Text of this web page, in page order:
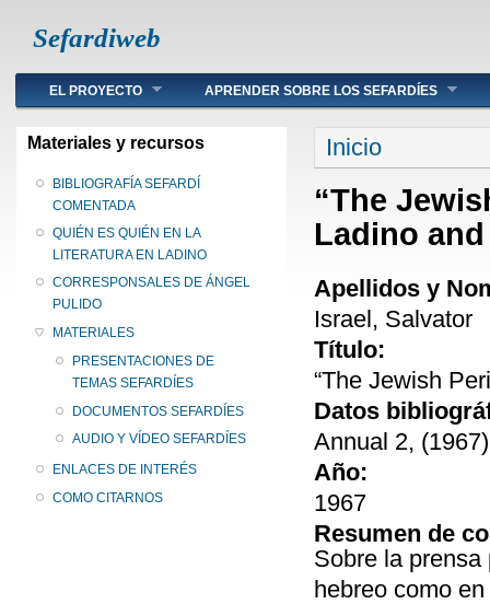
Sefardiweb
Main menu
EL PROYECTO APRENDER SOBRE LOS SEFARDÍES
Materiales y recursos
BIBLIOGRAFÍA SEFARDÍ
COMENTADA
QUIÉN ES QUIÉN EN LA
LITERATURA EN LADINO
CORRESPONSALES DE ÁNGEL
PULIDO
MATERIALES
PRESENTACIONES DE
TEMAS SEFARDÍES
DOCUMENTOS SEFARDÍES
AUDIO Y VÍDEO SEFARDÍES
ENLACES DE INTERÉS
COMO CITARNOS
Se encuentra
Inicio
“The
Ladino
Apellidos y
Israel, Salvator
Título:
“The Jewish
Datos
Annual 2,
Año:
1967
Resumen de
Sobre la
hebreo como